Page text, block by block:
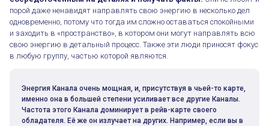
порой даже ненавидят направлять свою энергию в несколько дел
одновременно, потому что тогда им сложно оставаться спокойными
и заходить в «пространство», в котором они могут направлять всю
свою энергию в детальный процесс. Также эти люди приносят фокус
в любую группу, частью которой являются.
Энергия Канала очень мощная, и, присутствуя в чьей-то карте,
именно она в большей степени усиливает все другие Каналы.
Частота этого Канала доминирует в рейв-карте своего
обладателя. Её же он излучает на других. Например, если вы в